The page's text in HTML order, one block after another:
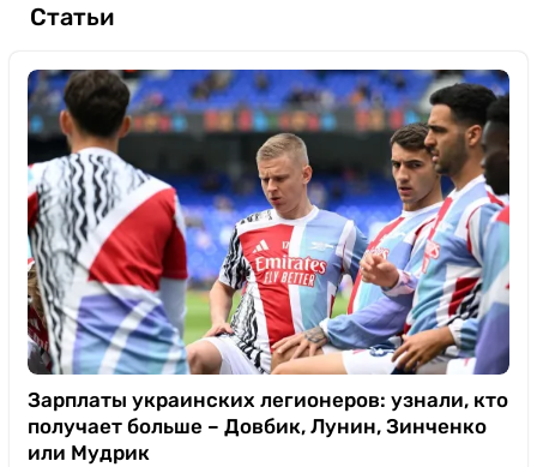
Статьи
Зарплаты украинских легионеров: узнали, кто
получает больше – Довбик, Лунин, Зинченко
или Мудрик